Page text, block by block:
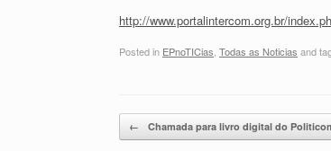
http://www.portalintercom.org.br/
Posted in EPnoTICias, Todas as Noticias and
Post navigation
← Chamada para livro digital do